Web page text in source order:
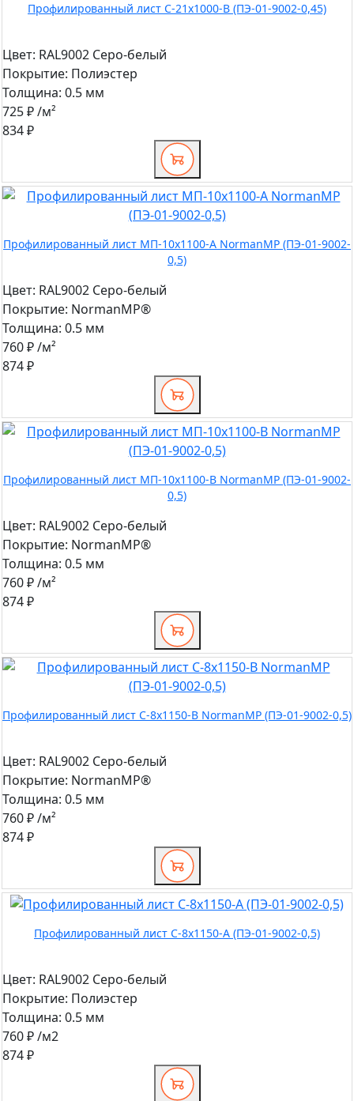
Профилированный лист С-21x1000-B (ПЭ-01-9002-0,45)
Цвет: RAL9002 Серо-белый
Покрытие: Полиэстер
Толщина: 0.5 мм
725 ₽/м²
834 ₽
Профилированный лист МП-10x1100-A NormanMP (ПЭ-01-9002-
0,5)
Цвет: RAL9002 Серо-белый
Покрытие: NormanMP®
Толщина: 0.5 мм
760 ₽/м²
874 ₽
Профилированный лист МП-10x1100-B NormanMP (ПЭ-01-9002-
0,5)
Цвет: RAL9002 Серо-белый
Покрытие: NormanMP®
Толщина: 0.5 мм
760 ₽/м²
874 ₽
Профилированный лист С-8x1150-B NormanMP (ПЭ-01-9002-0,5)
Цвет: RAL9002 Серо-белый
Покрытие: NormanMP®
Толщина: 0.5 мм
760 ₽/м²
874 ₽
Профилированный лист С-8x1150-A (ПЭ-01-9002-0,5)
Цвет: RAL9002 Серо-белый
Покрытие: Полиэстер
Толщина: 0.5 мм
760 ₽/м2
874 ₽